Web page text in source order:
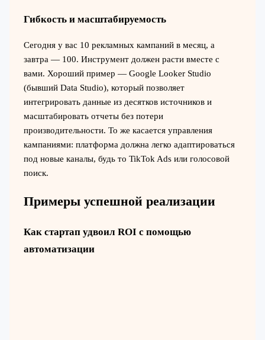
Гибкость и масштабируемость
Сегодня у вас 10 рекламных кампаний в месяц, а
завтра — 100. Инструмент должен расти вместе с
вами. Хороший пример — Google Looker Studio
(бывший Data Studio), который позволяет
интегрировать данные из десятков источников и
масштабировать отчеты без потери
производительности. То же касается управления
кампаниями: платформа должна легко адаптироваться
под новые каналы, будь то TikTok Ads или голосовой
поиск.
Примеры успешной реализации
Как стартап удвоил ROI с помощью
автоматизации